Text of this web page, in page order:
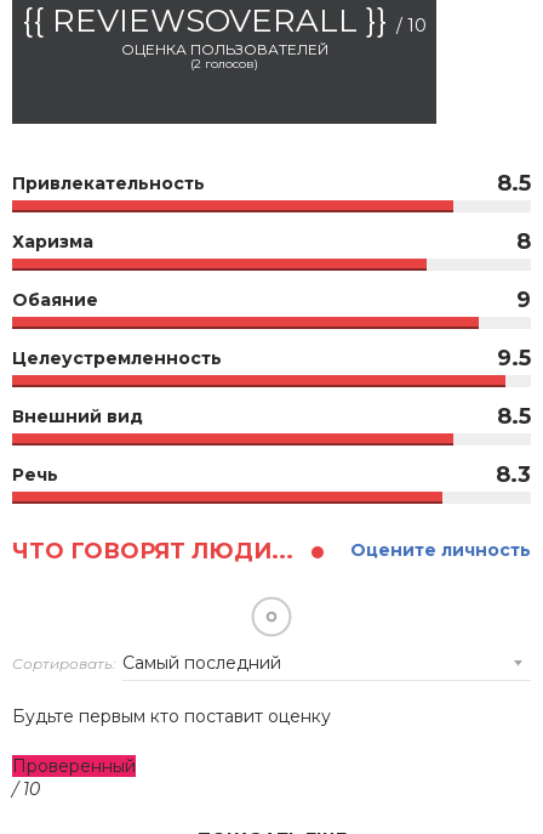
{{ REVIEWSOVERALL }} / 10
ОЦЕНКА ПОЛЬЗОВАТЕЛЕЙ
(2 голосов)
Привлекательность 8.5
Харизма 8
Обаяние 9
Целеустремленность 9.5
Внешний вид 8.5
Речь 8.3
ЧТО ГОВОРЯТ ЛЮДИ... Оцените личность
Сортировать:
Будьте первым кто поставит оценку
Проверенный
/ 10